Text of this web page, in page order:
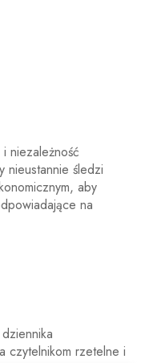
niezależność
nieustannie śledzi
aby
na
czytelnikom rzetelne i